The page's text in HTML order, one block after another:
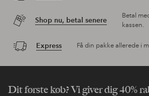
Shop nu, betal senere
Betal
kassen.
Express Få din pakke allerede i
Dit første køb? Vi giver dig 40%